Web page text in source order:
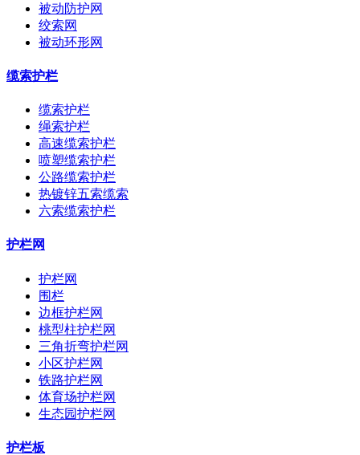
被动防护网
绞索网
被动环形网
缆索护栏
缆索护栏
绳索护栏
高速缆索护栏
喷塑缆索护栏
公路缆索护栏
热镀锌五索缆索
六索缆索护栏
护栏网
护栏网
围栏
边框护栏网
桃型柱护栏网
三角折弯护栏网
小区护栏网
铁路护栏网
体育场护栏网
生态园护栏网
护栏板